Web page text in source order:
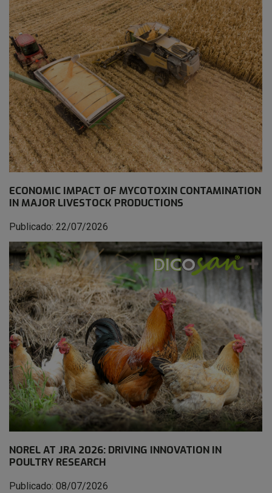
ECONOMIC IMPACT OF MYCOTOXIN CONTAMINATION
IN MAJOR LIVESTOCK PRODUCTIONS
Publicado: 22/07/2026
NOREL AT JRA 2026: DRIVING INNOVATION IN
POULTRY RESEARCH
Publicado: 08/07/2026